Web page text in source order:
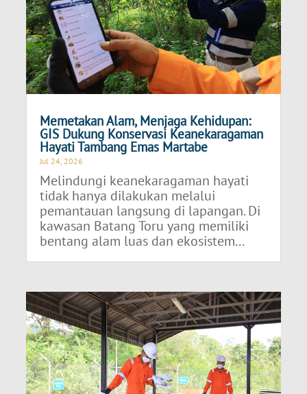
Memetakan Alam, Menjaga Kehidupan:
GIS Dukung Konservasi Keanekaragaman
Hayati Tambang Emas Martabe
Jul 24, 2026
Melindungi keanekaragaman hayati
tidak hanya dilakukan melalui
pemantauan langsung di lapangan. Di
kawasan Batang Toru yang memiliki
bentang alam luas dan ekosistem...